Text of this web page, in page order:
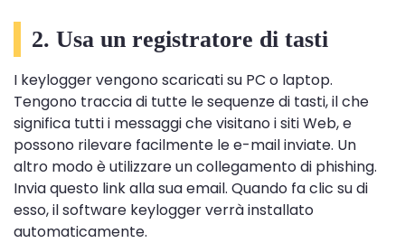
2. Usa un registratore di tasti
I keylogger vengono scaricati su PC o laptop.
Tengono traccia di tutte le sequenze di tasti, il che
significa tutti i messaggi che visitano i siti Web, e
possono rilevare facilmente le e-mail inviate. Un
altro modo è utilizzare un collegamento di phishing.
Invia questo link alla sua email. Quando fa clic su di
esso, il software keylogger verrà installato
automaticamente.